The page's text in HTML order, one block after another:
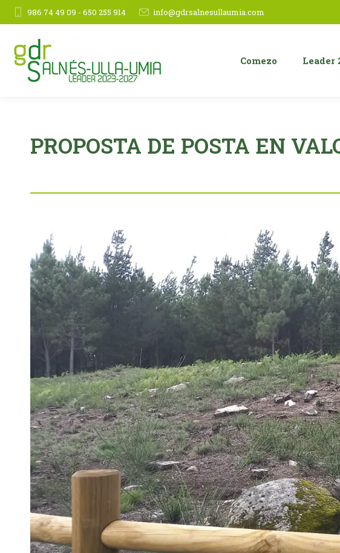
986 74 49 09 - 650 255 914 info@gdrsalnesullaumia.com
Comezo Leader
PROPOSTA DE POSTA EN